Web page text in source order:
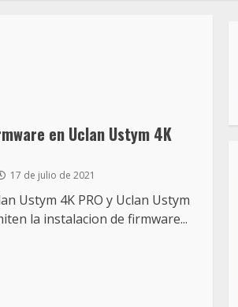
en Uclan Ustym 4K
17 de julio de 2021
Ustym 4K PRO y Uclan Ustym
la instalacion de firmware...